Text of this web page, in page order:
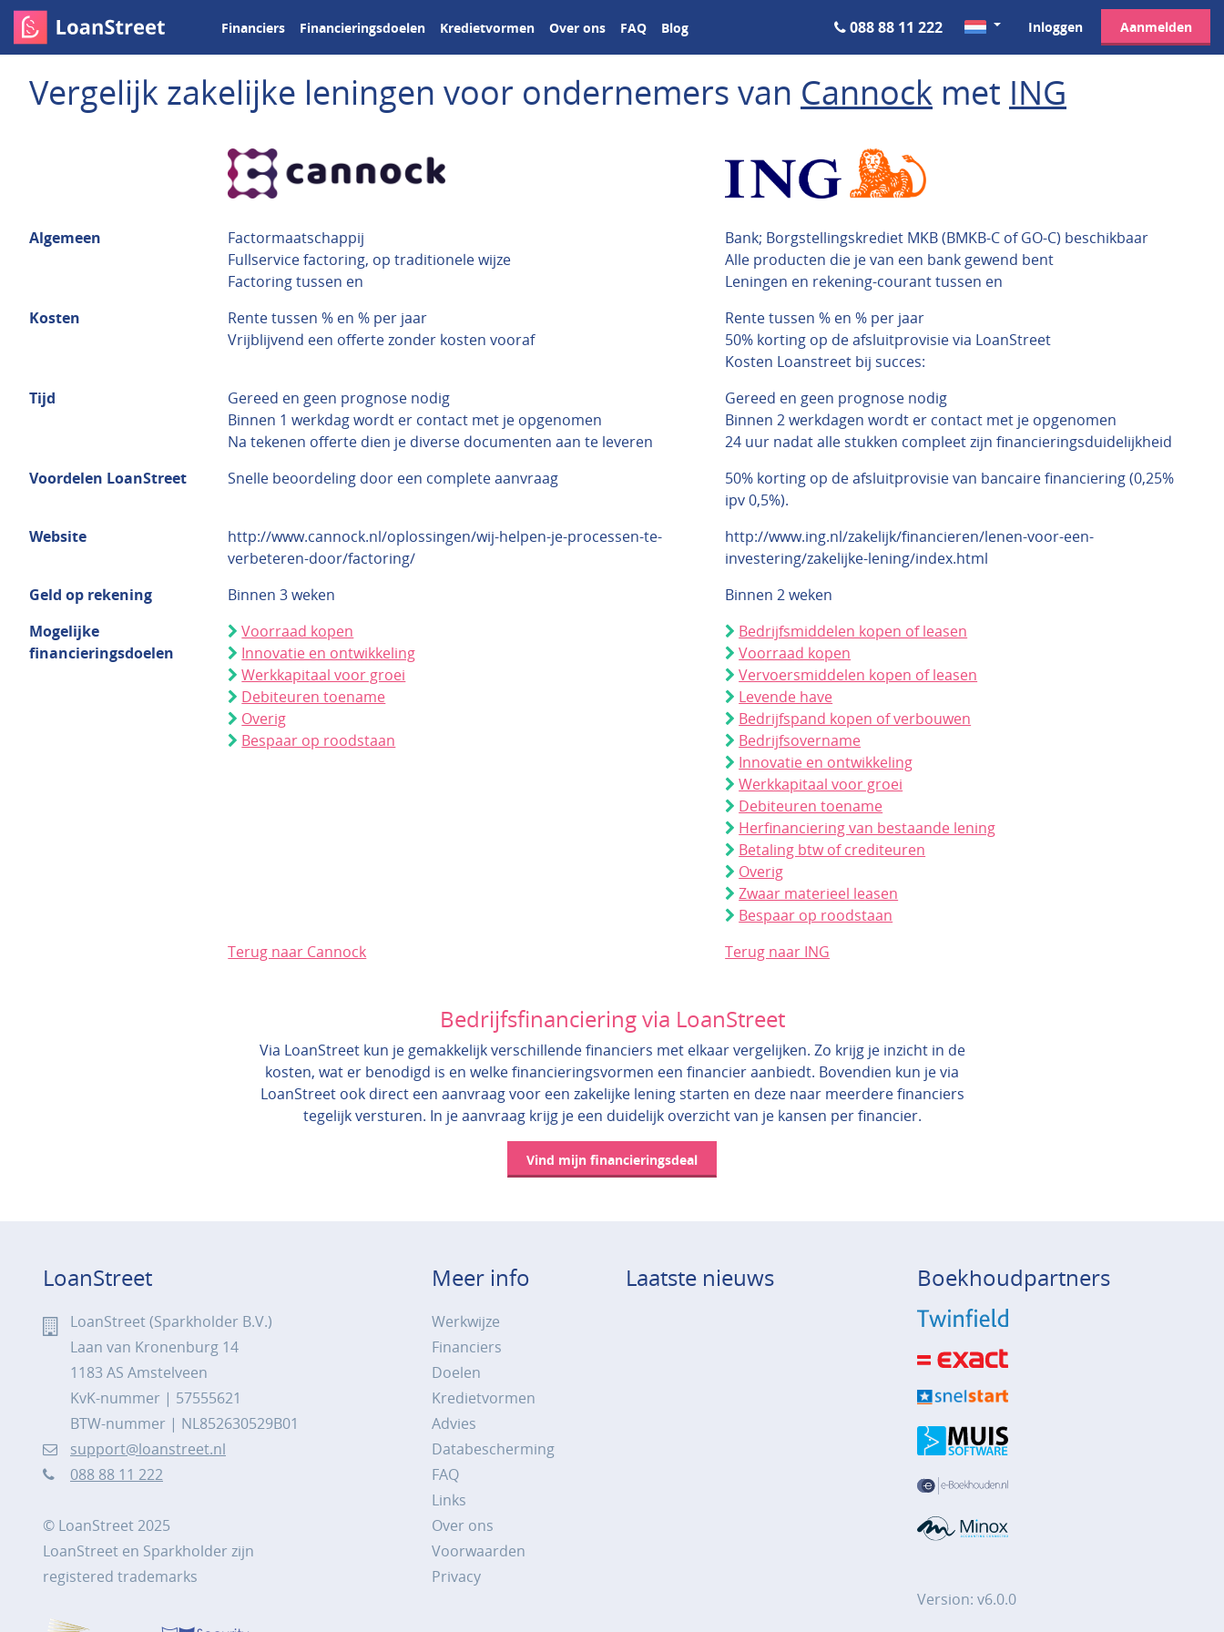
Financiers Financieringsdoelen Kredietvormen Over ons FAQ Blog 088 88 11 222 Inloggen Aanmelden
Vergelijk zakelijke leningen voor ondernemers van Cannock met ING
Algemeen
Factormaatschappij
Fullservice factoring, op traditionele wijze
Factoring tussen en
Bank; Borgstellingskrediet MKB (BMKB-C of GO-C) beschikbaar
Alle producten die je van een bank gewend bent
Leningen en rekening-courant tussen en
Kosten
Rente tussen % en % per jaar
Vrijblijvend een offerte zonder kosten vooraf
Rente tussen % en % per jaar
50% korting op de afsluitprovisie via LoanStreet
Kosten Loanstreet bij succes:
Tijd
Gereed en geen prognose nodig
Binnen 1 werkdag wordt er contact met je opgenomen
Na tekenen offerte dien je diverse documenten aan te leveren
Gereed en geen prognose nodig
Binnen 2 werkdagen wordt er contact met je opgenomen
24 uur nadat alle stukken compleet zijn financieringsduidelijkheid
Voordelen LoanStreet
Snelle beoordeling door een complete aanvraag
50% korting op de afsluitprovisie van bancaire financiering (0,25%
ipv 0,5%).
Website
http://www.cannock.nl/oplossingen/wij-helpen-je-processen-te-
verbeteren-door/factoring/
http://www.ing.nl/zakelijk/financieren/lenen-voor-een-
investering/zakelijke-lening/index.html
Geld op rekening
Binnen 3 weken
Binnen 2 weken
Mogelijke
financieringsdoelen
Voorraad kopen
Innovatie en ontwikkeling
Werkkapitaal voor groei
Debiteuren toename
Overig
Bespaar op roodstaan
Bedrijfsmiddelen kopen of leasen
Voorraad kopen
Vervoersmiddelen kopen of leasen
Levende have
Bedrijfspand kopen of verbouwen
Bedrijfsovername
Innovatie en ontwikkeling
Werkkapitaal voor groei
Debiteuren toename
Herfinanciering van bestaande lening
Betaling btw of crediteuren
Overig
Zwaar materieel leasen
Bespaar op roodstaan
Terug naar Cannock
Terug naar ING
Bedrijfsfinanciering via LoanStreet
Via LoanStreet kun je gemakkelijk verschillende financiers met elkaar vergelijken. Zo krijg je inzicht in de
kosten, wat er benodigd is en welke financieringsvormen een financier aanbiedt. Bovendien kun je via
LoanStreet ook direct een aanvraag voor een zakelijke lening starten en deze naar meerdere financiers
tegelijk versturen. In je aanvraag krijg je een duidelijk overzicht van je kansen per financier.
Vind mijn financieringsdeal
LoanStreet
LoanStreet (Sparkholder B.V.)
Laan van Kronenburg 14
1183 AS Amstelveen
KvK-nummer | 57555621
BTW-nummer | NL852630529B01
support@loanstreet.nl
088 88 11 222
© LoanStreet 2025
LoanStreet en Sparkholder zijn
registered trademarks
Meer info
Werkwijze
Financiers
Doelen
Kredietvormen
Advies
Databescherming
FAQ
Links
Over ons
Voorwaarden
Privacy
Laatste nieuws Boekhoudpartners
Version: v6.0.0